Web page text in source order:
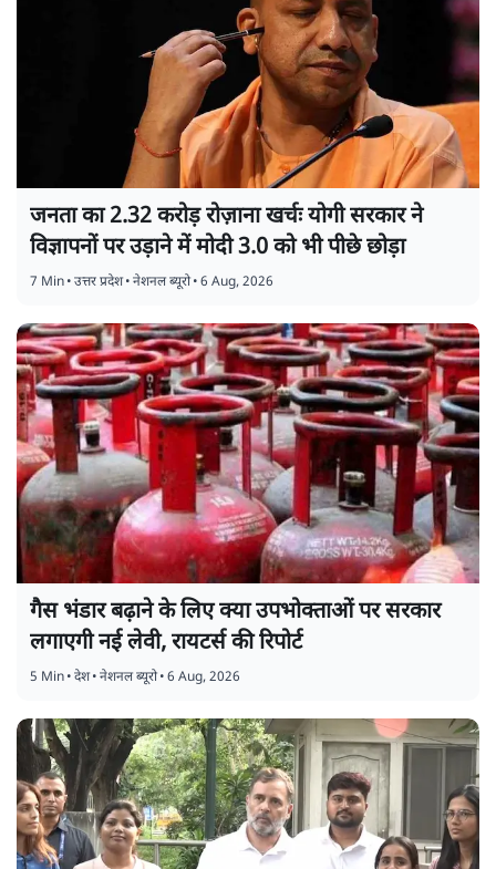
जनता का 2.32 करोड़ रोज़ाना खर्चः योगी सरकार ने
विज्ञापनों पर उड़ाने में मोदी 3.0 को भी पीछे छोड़ा
7 Min•उत्तर प्रदेश•नेशनल ब्यूरो•6 Aug, 2026
गैस भंडार बढ़ाने के लिए क्या उपभोक्ताओं पर सरकार
लगाएगी नई लेवी, रायटर्स की रिपोर्ट
5 Min•देश•नेशनल ब्यूरो•6 Aug, 2026